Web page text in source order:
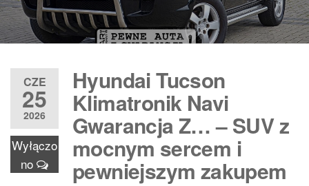
CZE
25
2026
Wyłączo
no
Hyundai Tucson
Klimatronik Navi
Gwarancja Z… – SUV z
mocnym sercem i
pewniejszym zakupem